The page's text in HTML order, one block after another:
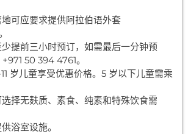
地可应要求提供阿拉伯语外套
少提前三小时预订，如需最后一分钟预
50 394 4761。
岁儿童享受优惠价格。5 岁以下儿童需乘
选择无麸质、素食、纯素和特殊饮食需
浴室设施。